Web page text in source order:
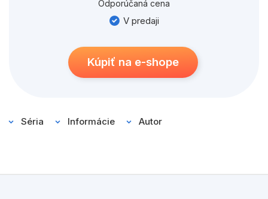
Odporúčaná cena
V predaji
Kúpiť na e-shope
Séria Informácie Autor